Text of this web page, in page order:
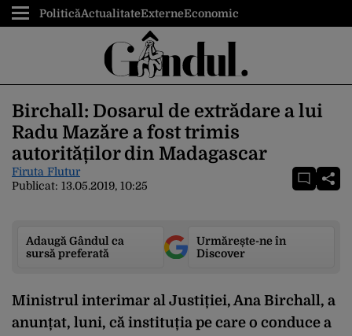
PoliticăActualitateExterneEconomic
Birchall: Dosarul de extrădare a lui
Radu Mazăre a fost trimis
autorităților din Madagascar
Firuta Flutur
Publicat: 13.05.2019, 10:25
Adaugă Gândul ca
sursă preferată
Urmărește-ne în
Discover
Ministrul interimar al Justiției, Ana Birchall, a
anunțat, luni, că instituția pe care o conduce a